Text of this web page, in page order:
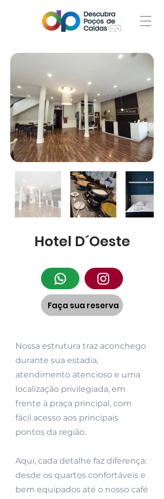
Hotel D´Oeste
Faça sua reserva
Nossa estrutura traz aconchego
durante sua estadia,
atendimento atencioso e uma
localização privilegiada, em
frente à praça principal, com
fácil acesso aos principais
pontos da região.
Aqui, cada detalhe faz diferença:
desde os quartos confortáveis e
bem equipados até o nosso café